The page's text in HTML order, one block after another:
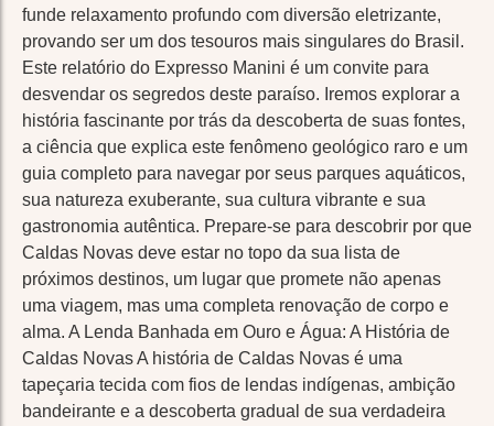
funde relaxamento profundo com diversão eletrizante,
provando ser um dos tesouros mais singulares do Brasil.
Este relatório do Expresso Manini é um convite para
desvendar os segredos deste paraíso. Iremos explorar a
história fascinante por trás da descoberta de suas fontes,
a ciência que explica este fenômeno geológico raro e um
guia completo para navegar por seus parques aquáticos,
sua natureza exuberante, sua cultura vibrante e sua
gastronomia autêntica. Prepare-se para descobrir por que
Caldas Novas deve estar no topo da sua lista de
próximos destinos, um lugar que promete não apenas
uma viagem, mas uma completa renovação de corpo e
alma. A Lenda Banhada em Ouro e Água: A História de
Caldas Novas A história de Caldas Novas é uma
tapeçaria tecida com fios de lendas indígenas, ambição
bandeirante e a descoberta gradual de sua verdadeira